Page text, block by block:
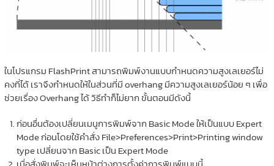
ในโปรแกรม FlashPrint สามารถพิมพ์งานแบบกำหนดความสูงเลเยอร์ไม่
คงที่ได้ เราจึงกำหนดให้ในส่วนที่มี overhang มีความสูงเลเยอร์น้อย ๆ เพื่อ
ช่วยเรื่อง Overhang ได้ วิธีทำก็ไม่ยาก ขั้นตอนมีดังนี้
ก่อนอื่นต้องเปลี่ยนเมนูการพิมพ์จาก Basic Mode ให้เป็นแบบ Expert
Mode ก่อนโดยใช้คำสั่ง File>Preferences>Print>Printing window
type เปลี่ยนจาก Basic เป็น Expert Mode